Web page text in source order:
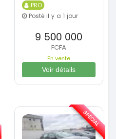
PRO
Posté il y a 1 jour
9 500 000
FCFA
En vente
Voir détails
SPÉCIAL